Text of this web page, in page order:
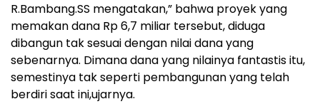
R.Bambang.SS mengatakan,” bahwa proyek yang
memakan dana Rp 6,7 miliar tersebut, diduga
dibangun tak sesuai dengan nilai dana yang
sebenarnya. Dimana dana yang nilainya fantastis itu,
semestinya tak seperti pembangunan yang telah
berdiri saat ini,ujarnya.